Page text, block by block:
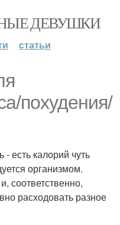
ДЕВУШКИ
статьи
похудения/
есть калорий чуть
организмом.
соответственно,
расходовать разное